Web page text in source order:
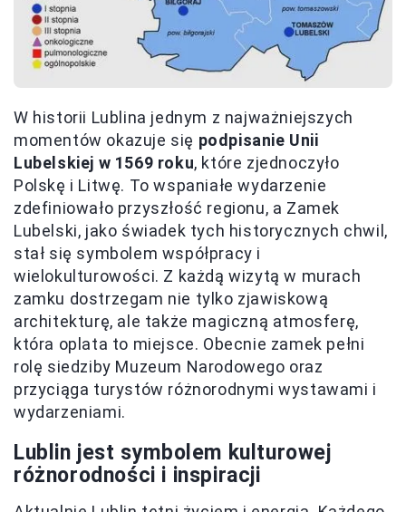
W historii Lublina jednym z najważniejszych
momentów okazuje się podpisanie Unii
Lubelskiej w 1569 roku, które zjednoczyło
Polskę i Litwę. To wspaniałe wydarzenie
zdefiniowało przyszłość regionu, a Zamek
Lubelski, jako świadek tych historycznych chwil,
stał się symbolem współpracy i
wielokulturowości. Z każdą wizytą w murach
zamku dostrzegam nie tylko zjawiskową
architekturę, ale także magiczną atmosferę,
która oplata to miejsce. Obecnie zamek pełni
rolę siedziby Muzeum Narodowego oraz
przyciąga turystów różnorodnymi wystawami i
wydarzeniami.
Lublin jest symbolem kulturowej
różnorodności i inspiracji